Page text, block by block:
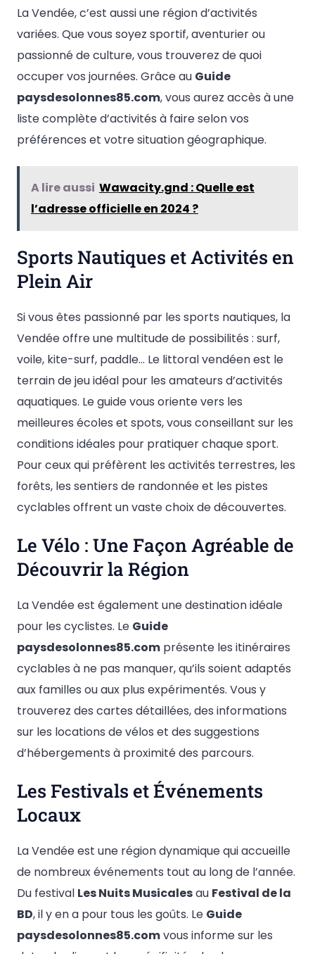
La Vendée, c’est aussi une région d’activités
variées. Que vous soyez sportif, aventurier ou
passionné de culture, vous trouverez de quoi
occuper vos journées. Grâce au Guide
paysdesolonnes85.com, vous aurez accès à une
liste complète d’activités à faire selon vos
préférences et votre situation géographique.
A lire aussi Wawacity.gnd : Quelle est
l’adresse officielle en 2024 ?
Sports Nautiques et Activités en
Plein Air
Si vous êtes passionné par les sports nautiques, la
Vendée offre une multitude de possibilités : surf,
voile, kite-surf, paddle… Le littoral vendéen est le
terrain de jeu idéal pour les amateurs d’activités
aquatiques. Le guide vous oriente vers les
meilleures écoles et spots, vous conseillant sur les
conditions idéales pour pratiquer chaque sport.
Pour ceux qui préfèrent les activités terrestres, les
forêts, les sentiers de randonnée et les pistes
cyclables offrent un vaste choix de découvertes.
Le Vélo : Une Façon Agréable de
Découvrir la Région
La Vendée est également une destination idéale
pour les cyclistes. Le Guide
paysdesolonnes85.com présente les itinéraires
cyclables à ne pas manquer, qu’ils soient adaptés
aux familles ou aux plus expérimentés. Vous y
trouverez des cartes détaillées, des informations
sur les locations de vélos et des suggestions
d’hébergements à proximité des parcours.
Les Festivals et Événements
Locaux
La Vendée est une région dynamique qui accueille
de nombreux événements tout au long de l’année.
Du festival Les Nuits Musicalesau Festival de la
BD, il y en a pour tous les goûts. Le Guide
paysdesolonnes85.comvous informe sur les